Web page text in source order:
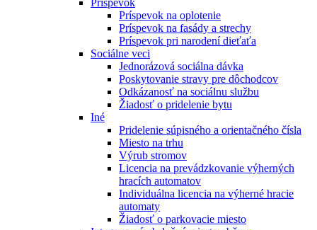
Príspevok
Príspevok na oplotenie
Príspevok na fasády a strechy
Príspevok pri narodení dieťaťa
Sociálne veci
Jednorázová sociálna dávka
Poskytovanie stravy pre dôchodcov
Odkázanosť na sociálnu službu
Žiadosť o pridelenie bytu
Iné
Pridelenie súpisného a orientačného čísla
Miesto na trhu
Výrub stromov
Licencia na prevádzkovanie výherných
hracích automatov
Individuálna licencia na výherné hracie
automaty
Žiadosť o parkovacie miesto